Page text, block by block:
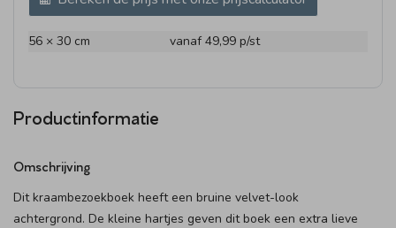
56 × 30 cm vanaf 49,99 p/st
Productinformatie
Omschrijving
Dit kraambezoekboek heeft een bruine velvet-look
achtergrond. De kleine hartjes geven dit boek een extra lieve